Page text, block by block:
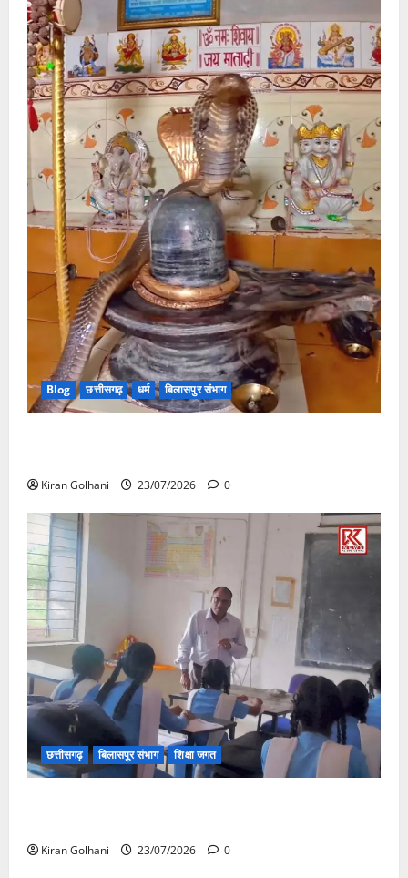
Blog छत्तीसगढ़ धर्म बिलासपुर संभाग
Kiran Golhani 23/07/2026 0
छत्तीसगढ़ बिलासपुर संभाग शिक्षा जगत
Kiran Golhani 23/07/2026 0